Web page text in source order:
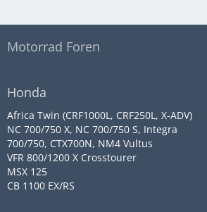
Motorrad Foren
Honda
Africa Twin (CRF1000L, CRF250L, X-ADV)
NC 700/750 X, NC 700/750 S, Integra
700/750, CTX700N, NM4 Vultus
VFR 800/1200 X Crosstourer
MSX 125
CB 1100 EX/RS